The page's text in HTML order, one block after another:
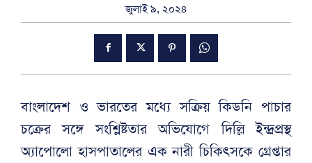
জুলাই ৯, ২০২৪
বাংলাদেশ ও ভারতের মধ্যে সক্রিয় কিডনি পাচার
চক্রের সঙ্গে সংশ্লিষ্টতার অভিযোগে দিল্লি ইন্দ্রপ্রস্থ
অ্যাপোলো হাসপাতালের এক নারী চিকিৎসকে গ্রেপ্তার